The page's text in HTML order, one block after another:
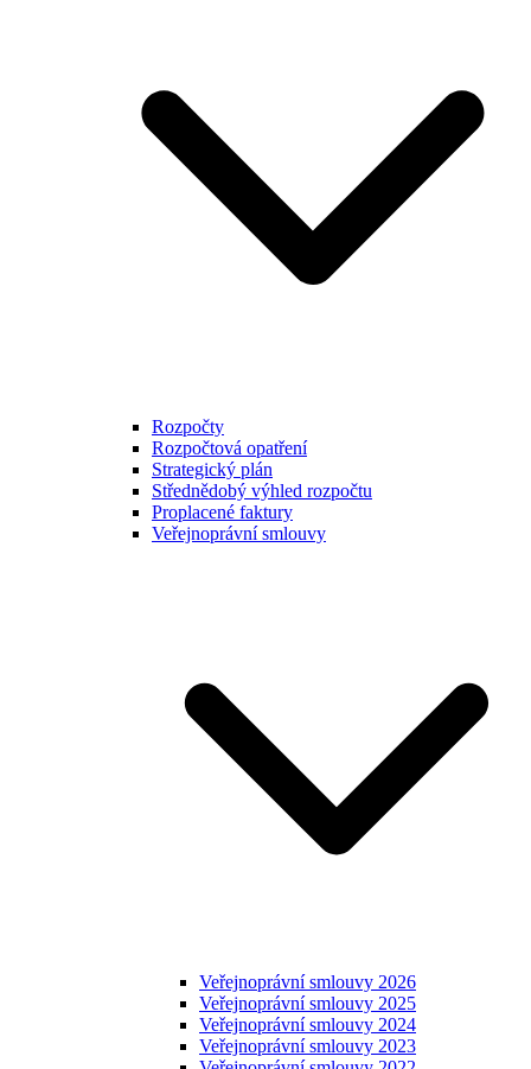
Rozpočty
Rozpočtová opatření
Strategický plán
Střednědobý výhled rozpočtu
Proplacené faktury
Veřejnoprávní smlouvy
Veřejnoprávní smlouvy 2026
Veřejnoprávní smlouvy 2025
Veřejnoprávní smlouvy 2024
Veřejnoprávní smlouvy 2023